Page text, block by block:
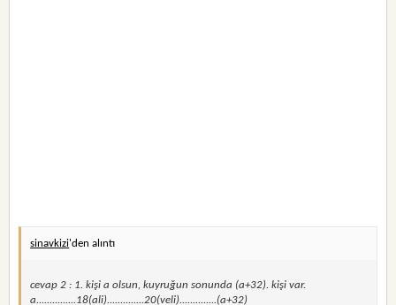
sinavkizi'den alıntı
cevap 2 : 1. kişi a olsun, kuyruğun sonunda (a+32). kişi var.
a...............18(ali)..............20(veli)..............(a+32)